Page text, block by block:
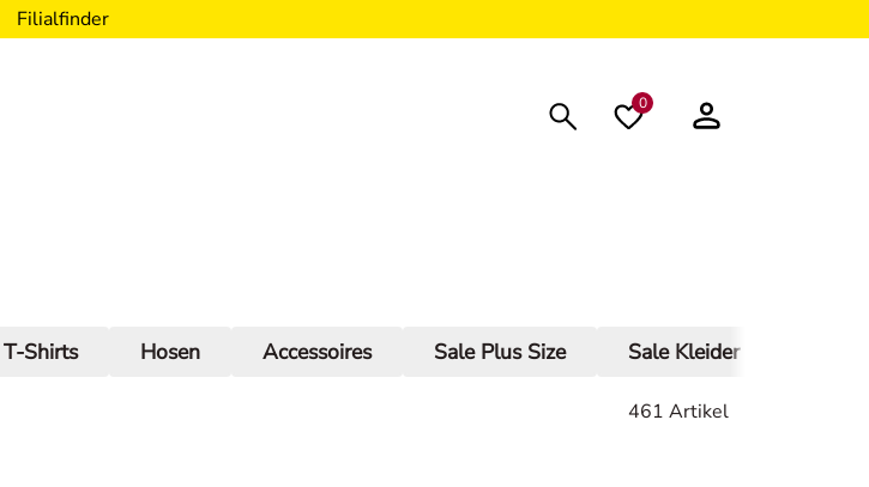
Filialfinder
0
T-Shirts Hosen Accessoires Sale Plus Size Sale Kleider
461 Artikel